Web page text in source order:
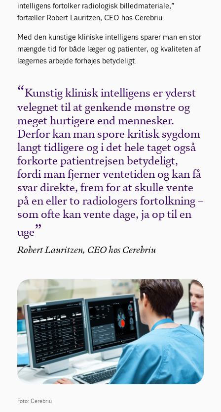
intelligens fortolker radiologisk billedmateriale,”
fortæller Robert Lauritzen, CEO hos Cerebriu.
Med den kunstige kliniske intelligens sparer man en stor
mængde tid for både læger og patienter, og kvaliteten af
lægernes arbejde forhøjes betydeligt.
Kunstig klinisk intelligens er yderst
velegnet til at genkende mønstre og
meget hurtigere end mennesker.
Derfor kan man spore kritisk sygdom
langt tidligere og i det hele taget også
forkorte patientrejsen betydeligt,
fordi man fjerner ventetiden og kan få
svar direkte, frem for at skulle vente
på en eller to radiologers fortolkning –
som ofte kan vente dage, ja op til en
uge
Robert Lauritzen, CEO hos Cerebriu
Foto: Cerebriu